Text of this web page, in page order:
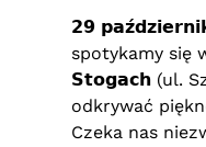
𝟮𝟵
spotykamy się
𝗦𝘁𝗼𝗴𝗮𝗰𝗵 (ul.
odkrywać
Czeka nas